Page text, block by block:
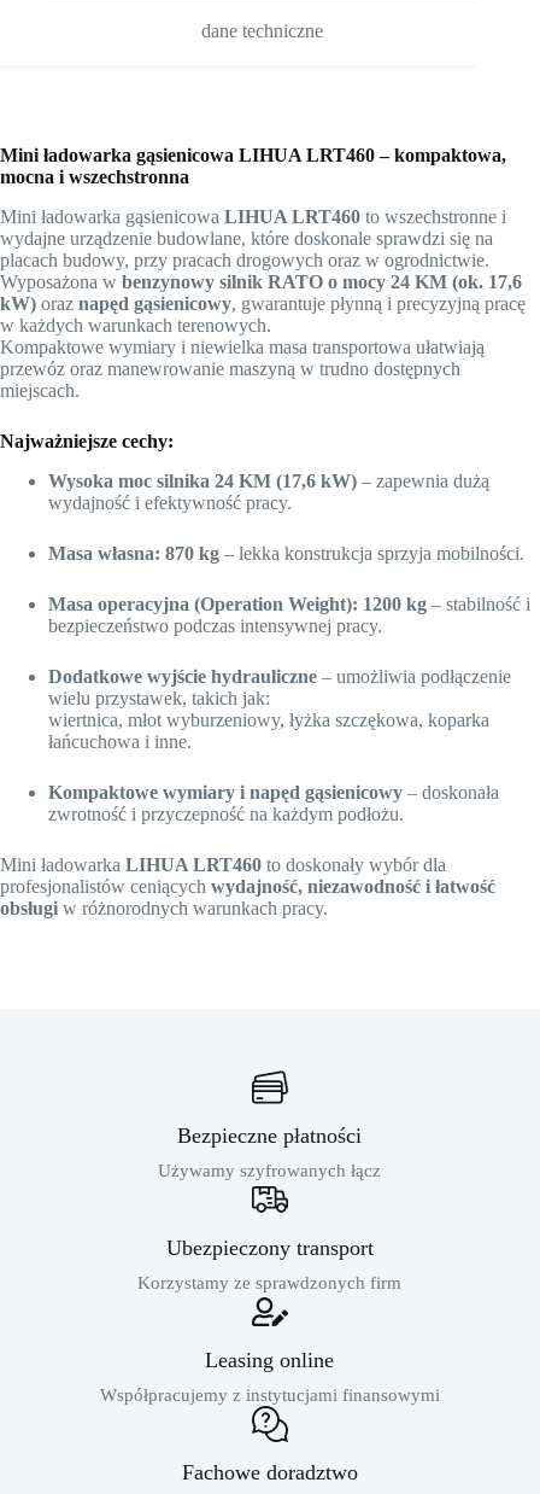
dane techniczne
Mini ładowarka gąsienicowa LIHUA LRT460 – kompaktowa,
mocna i wszechstronna
Mini ładowarka gąsienicowa LIHUA LRT460 to wszechstronne i
wydajne urządzenie budowlane, które doskonale sprawdzi się na
placach budowy, przy pracach drogowych oraz w ogrodnictwie.
Wyposażona w benzynowy silnik RATO o mocy 24 KM (ok. 17,6
kW) oraz napęd gąsienicowy, gwarantuje płynną i precyzyjną pracę
w każdych warunkach terenowych.
Kompaktowe wymiary i niewielka masa transportowa ułatwiają
przewóz oraz manewrowanie maszyną w trudno dostępnych
miejscach.
Najważniejsze cechy:
Wysoka moc silnika 24 KM (17,6 kW) – zapewnia dużą
wydajność i efektywność pracy.
Masa własna: 870 kg – lekka konstrukcja sprzyja mobilności.
Masa operacyjna (Operation Weight): 1200 kg – stabilność i
bezpieczeństwo podczas intensywnej pracy.
Dodatkowe wyjście hydrauliczne – umożliwia podłączenie
wielu przystawek, takich jak:
wiertnica, młot wyburzeniowy, łyżka szczękowa, koparka
łańcuchowa i inne.
Kompaktowe wymiary i napęd gąsienicowy – doskonała
zwrotność i przyczepność na każdym podłożu.
Mini ładowarka LIHUA LRT460 to doskonały wybór dla
profesjonalistów ceniących wydajność, niezawodność i łatwość
obsługi w różnorodnych warunkach pracy.
Bezpieczne płatności
Używamy szyfrowanych łącz
Ubezpieczony transport
Korzystamy ze sprawdzonych firm
Leasing online
Współpracujemy z instytucjami finansowymi
Fachowe doradztwo